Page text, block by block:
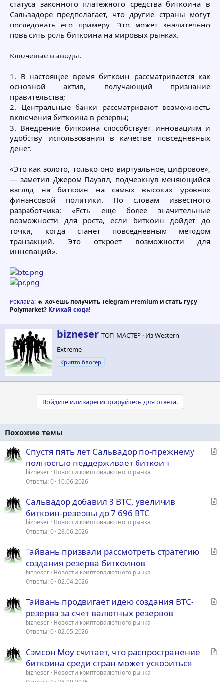
статуса законного платежного средства биткоина в
Сальвадоре предполагает, что другие страны могут
последовать его примеру. Это может значительно
повысить роль биткоина на мировых рынках.
Ключевые выводы:
1. В настоящее время биткоин рассматривается как
основной актив, получающий признание
правительства;
2. Центральные банки рассматривают возможность
включения биткоина в резервы;
3. Внедрение биткоина способствует инновациям и
удобству использования в качестве повседневных
денег.
«Это как золото, только оно виртуальное, цифровое»,
— заметил Джером Пауэлл, подчеркнув меняющийся
взгляд на биткоин на самых высоких уровнях
финансовой политики. По словам известного
разработчика: «Есть еще более значительные
возможности для роста, если биткоин дойдет до
точки, когда станет повседневным методом
транзакций. Это откроет возможности для
инноваций».
Реклама: 🔥 Хочешь получить Telegram Premium и стать гуру
Polymarket? Кликай сюда!
А
в
т
о
р
bizneser ТОП-МАСТЕР · ИзWestern
Extreme
Крипто-блогер
Войдите или зарегистрируйтесь для ответа.
Похожие темы
С
я
Спустя пять лет Сальвадор по-прежнему
полностью поддерживает биткоин
bizneser Новости криптовалютного рынка
Ответы 0 10.06.2026
С
я
Сальвадор добавил 8 BTC, увеличив
биткоин-резервы до 7 696 BTC
bizneser Новости криптовалютного рынка
Ответы 0 28.06.2026
С
я
Тайвань призвали рассмотреть стратегию
создания резерва биткоинов
bizneser Новости криптовалютного рынка
Ответы 0 02.04.2026
С
я
Тайвань продвигает идею создания BTC-
резерва за счет валютных резервов
bizneser Новости криптовалютного рынка
Ответы 0 02.05.2026
С
Сэмсон Моу считает, что распространение
биткоина среди стран может ускориться
bizneser Новости криптовалютного рынка